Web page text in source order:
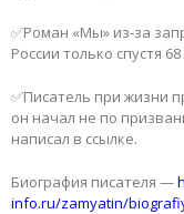
✅Роман «Мы» из-за
России только спустя
✅Писатель при жизни
он начал не по
написал в ссылке.
Биография писателя —
info.ru/zamyatin/